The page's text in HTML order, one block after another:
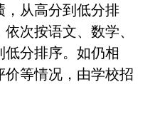
，从高分到低分排
次按语文、数学、
分排序。如仍相
价等情况，由学校招